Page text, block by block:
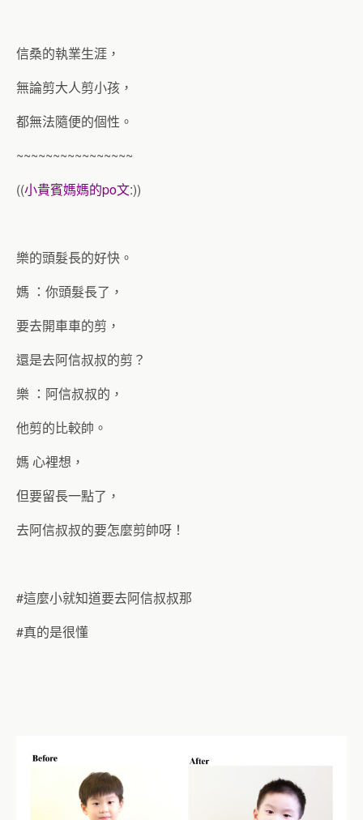
信桑的執業生涯，
無論剪大人剪小孩，
都無法隨便的個性。
~~~~~~~~~~~~~~~~
((小貴賓媽媽的po文:))
樂的頭髮長的好快。
媽 ：你頭髮長了，
要去開車車的剪，
還是去阿信叔叔的剪？
樂 ：阿信叔叔的，
他剪的比較帥。
媽 心裡想，
但要留長一點了，
去阿信叔叔的要怎麼剪帥呀！
#這麼小就知道要去阿信叔叔那
#真的是很懂